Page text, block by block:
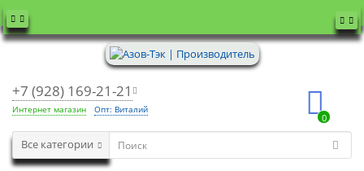
+7 (928) 169-21-21
Интернет магазин Опт: Виталий
0
Все категории